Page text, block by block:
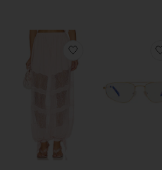
избранноеТОП MARISA